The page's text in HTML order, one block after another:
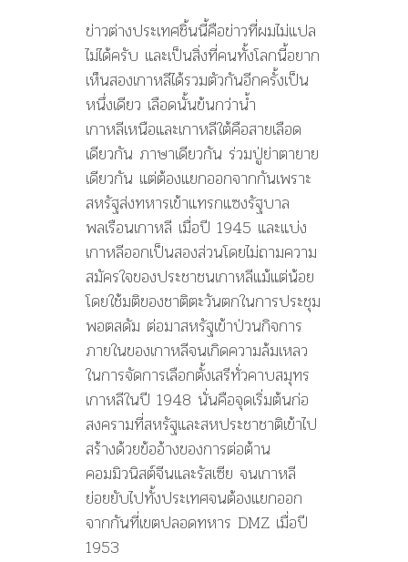
Pat
Hemasuk
ข่าวต่างประเทศชิ้นนี้คือข่าวที่ผมไม่แปล
ไม่ได้ครับ และเป็นสิ่งที่คนทั้งโลกนี้อยาก
เห็นสองเกาหลีได้รวมตัวกันอีกครั้งเป็น
หนึ่งเดียว เลือดนั้นข้นกว่าน้ำ
เกาหลีเหนือและเกาหลีใต้คือสายเลือด
เดียวกัน ภาษาเดียวกัน ร่วมปู่ย่าตายาย
เดียวกัน แต่ต้องแยกออกจากกันเพราะ
สหรัฐส่งทหารเข้าแทรกแซงรัฐบาล
พลเรือนเกาหลี เมื่อปี 1945 และแบ่ง
เกาหลีออกเป็นสองส่วนโดยไม่ถามความ
สมัครใจของประชาชนเกาหลีแม้แต่น้อย
โดยใช้มติของชาติตะวันตกในการประชุม
พอตสดัม ต่อมาสหรัฐเข้าป่วนกิจการ
ภายในของเกาหลีจนเกิดความล้มเหลว
ในการจัดการเลือกตั้งเสรีทั่วคาบสมุทร
เกาหลีในปี 1948 นั่นคือจุดเริ่มต้นก่อ
สงครามที่สหรัฐและสหประชาชาติเข้าไป
สร้างด้วยข้ออ้างของการต่อต้าน
คอมมิวนิสต์จีนและรัสเซีย จนเกาหลี
ย่อยยับไปทั้งประเทศจนต้องแยกออก
จากกันที่เขตปลอดทหาร DMZ เมื่อปี
1953